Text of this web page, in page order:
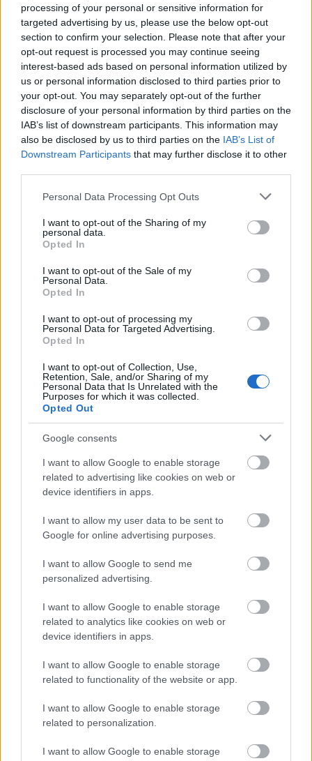
processing of your personal or sensitive information for
targeted advertising by us, please use the below opt-out
section to confirm your selection. Please note that after your
opt-out request is processed you may continue seeing
interest-based ads based on personal information utilized by
us or personal information disclosed to third parties prior to
your opt-out. You may separately opt-out of the further
disclosure of your personal information by third parties on the
IAB’s list of downstream participants. This information may
also be disclosed by us to third parties on the IAB’s List of
Downstream Participants that may further disclose it to other
Please note that this website/app uses one or more Google
not limited to your visit or usage behaviour. You may click to
grant or deny consent to Google and its third-party tags to
use your data for below specified purposes in below Google
consent section.
Personal Data Processing Opt Outs
I want to opt-out of the Sharing of my
personal data.
Opted In
I want to opt-out of the Sale of my
Personal Data.
Opted In
I want to opt-out of processing my
Personal Data for Targeted Advertising.
Opted In
I want to opt-out of Collection, Use,
Retention, Sale, and/or Sharing of my
Personal Data that Is Unrelated with the
Purposes for which it was collected.
Opted Out
Google consents
I want to allow Google to enable storage
related to advertising like cookies on web or
device identifiers in apps.
I want to allow my user data to be sent to
Google for online advertising purposes.
I want to allow Google to send me
personalized advertising.
I want to allow Google to enable storage
related to analytics like cookies on web or
device identifiers in apps.
I want to allow Google to enable storage
related to functionality of the website or app.
I want to allow Google to enable storage
related to personalization.
I want to allow Google to enable storage
Ελλάδα
Μαρτάκι: Τι συμβολίζει και γιατί το φοράμε την άνοιξη;
Η άνοιξη είναι συνδεδεμένη με πολλά έθιμα και παραδόσεις... Μια από τις
πιο διαδεδομένες...
Travel News
παραδόσεις – Από το “αντίπαλον δέος” του Άι-Βασίλη στο δικό
μας… τάισμα του πηγαδιού!
Τα δώρα κάτω από τα χριστουγεννιάτικα δέντρα και το γάλα με τα μπισκότα
Τοp Εμπειρίες
Χίος: Ο φετινός εντυπωσιακός ρουκετοπόλεμος τράβηξε την
προσοχή του National Geographic!
Η Χίος, την περίοδο του Πάσχα πρωταγωνιστεί και ο λόγος, φυσικά, δεν
είναι άλλος...